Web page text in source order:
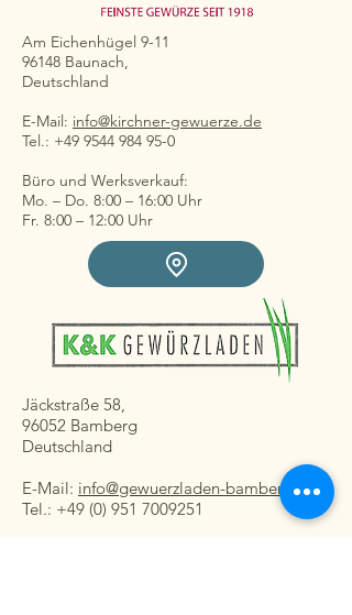
Am Eichenhügel 9-11
96148 Baunach,
Deutschland
E-Mail: info@kirchner-gewuerze.de
Tel.: +49 9544 984 95-0
Büro und Werksverkauf:
Mo. – Do. 8:00 – 16:00 Uhr
Fr. 8:00 – 12:00 Uhr
Jäckstraße 58,
96052 Bamberg
Deutschland
E-Mail: info@gewuerzladen-bamberg.de
Tel.: +49 (0) 951 7009251